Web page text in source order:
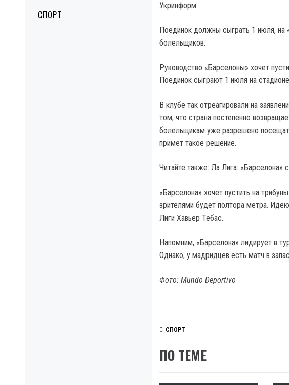
СПОРТ
Укринформ
Поединок должны сыграть 1 июля, на
болельщиков.
Руководство «Барселоны» хочет
Поединок сыграют 1 июля на
В клубе так отреагировали на
том, что страна постепенно
болельщикам уже разрешено
примет такое решение.
Читайте также: Ла Лига: «Барселона»
«Барселона» хочет пустить на
зрителями будет полтора метра.
Лиги Хавьер Тебас.
Напомним, «Барселона» лидирует в
Однако, у мадридцев есть матч в
Фото: Mundo Deportivo
СПОРТ
ПО ТЕМЕ